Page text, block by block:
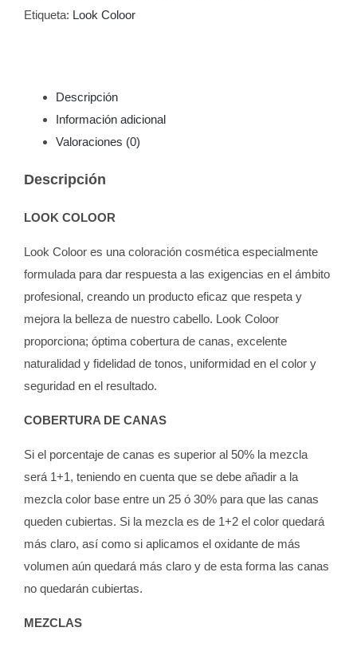
cantidad
Etiqueta: Look Coloor
Descripción
Información adicional
Valoraciones (0)
Descripción
LOOK COLOOR
Look Coloor es una coloración cosmética especialmente
formulada para dar respuesta a las exigencias en el ámbito
profesional, creando un producto eficaz que respeta y
mejora la belleza de nuestro cabello. Look Coloor
proporciona; óptima cobertura de canas, excelente
naturalidad y fidelidad de tonos, uniformidad en el color y
seguridad en el resultado.
COBERTURA DE CANAS
Si el porcentaje de canas es superior al 50% la mezcla
será 1+1, teniendo en cuenta que se debe añadir a la
mezcla color base entre un 25 ó 30% para que las canas
queden cubiertas. Si la mezcla es de 1+2 el color quedará
más claro, así como si aplicamos el oxidante de más
volumen aún quedará más claro y de esta forma las canas
no quedarán cubiertas.
MEZCLAS